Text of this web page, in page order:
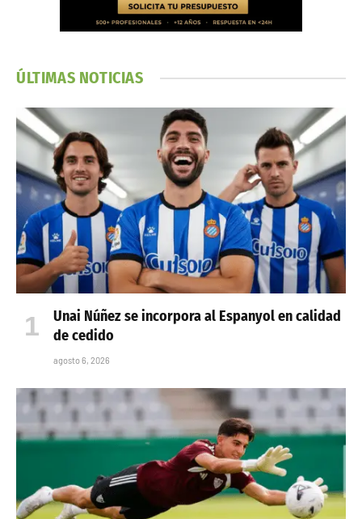
ÚLTIMAS NOTICIAS
Unai Núñez se incorpora al Espanyol en calidad
de cedido
agosto 6, 2026